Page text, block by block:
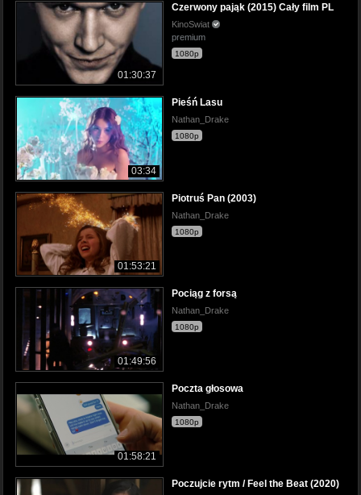
01:30:37
Czerwony pająk (2015) Cały film PL
KinoSwiat
premium
1080p
03:34
Pieśń Lasu
Nathan_Drake
1080p
01:53:21
Piotruś Pan (2003)
Nathan_Drake
1080p
01:49:56
Pociąg z forsą
Nathan_Drake
1080p
01:58:21
Poczta głosowa
Nathan_Drake
1080p
Poczujcie rytm / Feel the Beat (2020)